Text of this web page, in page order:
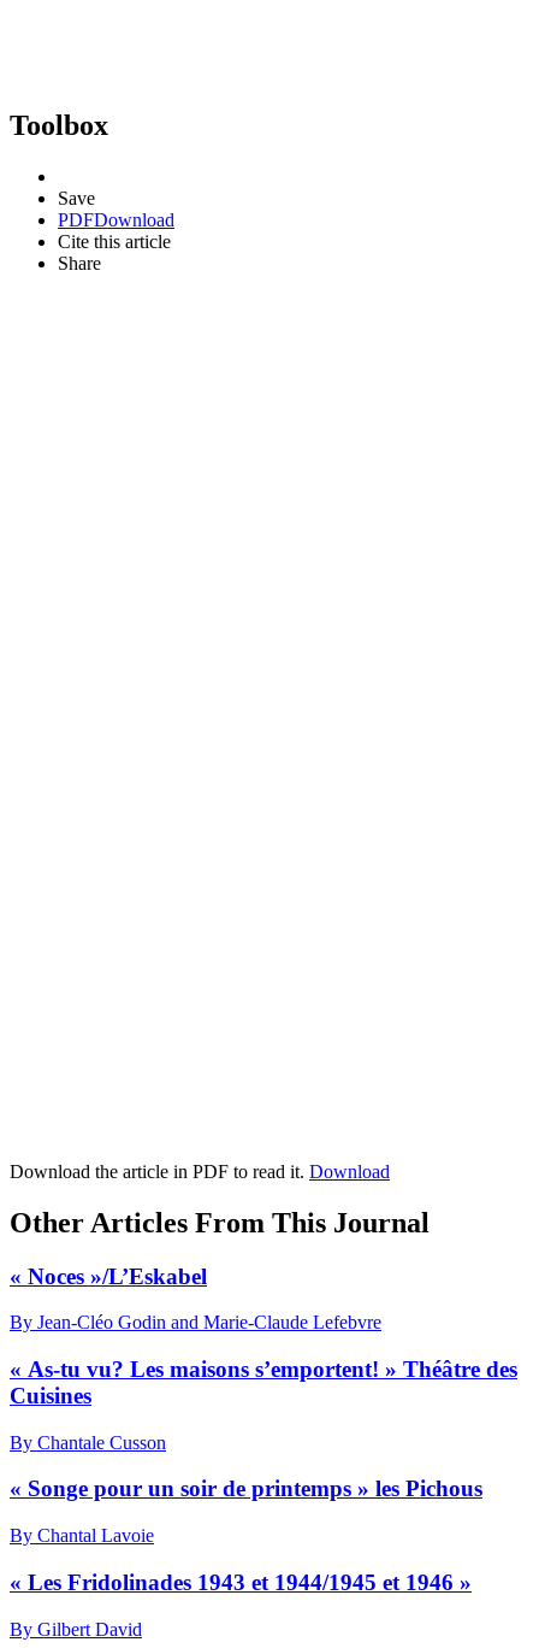
Toolbox
Save
PDFDownload
Cite this article
Share
Download the article in PDF to read it. Download
Other Articles From This Journal
« Noces »/L’Eskabel
By Jean-Cléo Godin and Marie-Claude Lefebvre
« As-tu vu? Les maisons s’emportent! » Théâtre des
Cuisines
By Chantale Cusson
« Songe pour un soir de printemps » les Pichous
By Chantal Lavoie
« Les Fridolinades 1943 et 1944/1945 et 1946 »
By Gilbert David